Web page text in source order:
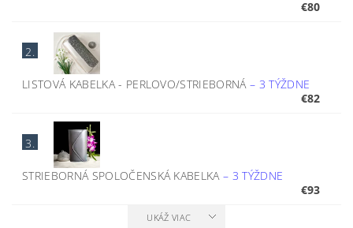
€80
2.
LISTOVÁ KABELKA - PERLOVO/STRIEBORNÁ – 3 TÝŽDNE
€82
3.
STRIEBORNÁ SPOLOČENSKÁ KABELKA– 3 TÝŽDNE
€93
UKÁŽ VIAC